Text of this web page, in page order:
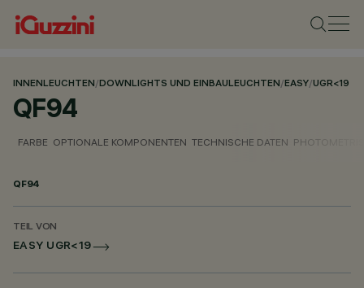
INNENLEUCHTEN/DOWNLIGHTS UND EINBAULEUCHTEN/EASY/UGR<19
QF94
FARBE OPTIONALE KOMPONENTEN TECHNISCHE DATEN
QF94
TEIL VON
EASY UGR<19